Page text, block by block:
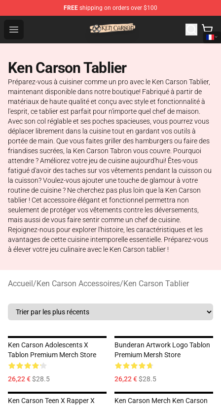
FREE shipping on orders over $100
Open menu
Ken Carson Shop - Official Ken Carson Merchandise
Ken Carson Tablier
Préparez-vous à cuisiner comme un pro avec le Ken Carson Tablier,
maintenant disponible dans notre boutique! Fabriqué à partir de
matériaux de haute qualité et conçu avec style et fonctionnalité à
l'esprit, ce tablier est parfait pour n'importe quel chef de maison.
Avec son col réglable et ses poches spacieuses, vous pourrez vous
déplacer librement dans la cuisine tout en gardant vos outils à
portée de main. Que vous faites griller des hamburgers ou faire des
friandises sucrées, la Ken Carson Tabron vous couvre. Pourquoi
attendre ? Améliorez votre jeu de cuisine aujourd'hui! Êtes-vous
fatigué d'avoir des taches sur vos vêtements pendant la cuisson ou
la cuisson? Voulez-vous ajouter une touche de glamour à votre
routine de cuisine ? Ne cherchez pas plus loin que la Ken Carson
tablier ! Cet accessoire élégant et fonctionnel permettra non
seulement de protéger vos vêtements contre les déversements,
mais aussi de vous faire sentir comme un chef de cuisine.
Rejoignez-nous pour explorer l'histoire, les caractéristiques et les
avantages de cette cuisine intemporelle essentielle. Préparez-vous
à élever votre jeu culinaire avec le Ken Carson tablier !
Accueil/Ken Carson Accessoires/Ken Carson Tablier
Ken Carson Adolescents X
Tablon Premium Merch Store
26,22 €$28.5
Bunderan Artwork Logo Tablon
Premium Mersh Store
26,22 €$28.5
Ken Carson Teen X Rapper X
Ken Carson Merch Ken Carson